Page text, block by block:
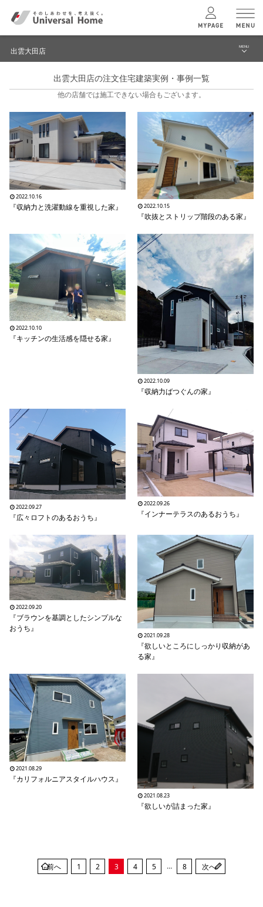
ユニバーサルホームの特長
コンセプトプラン
テクノロジー
シミュレー ション
キャンペーン・コラボ情報
家づくりの知識
出雲大田店 MENU
イベント
モデルハウス見学予約
出雲大田店 TOPへ
出雲大田店の注文住宅建築実例・事例一覧
他の店舗では施工できない場合もございます。
2022.10.16
『収納力と洗濯動線を重視した家』 2022.10.15
『吹抜とストリップ階段のある家』
2022.10.10
『キッチンの生活感を隠せる家』
2022.10.09
『収納力ばつぐんの家』
2022.09.27
『広々ロフトのあるおうち』
2022.09.26
『インナーテラスのあるおうち』
2022.09.20
『ブラウンを基調としたシンプルな
おうち』
2021.09.28
『欲しいところにしっかり収納があ
る家』
2021.08.29
『カリフォルニアスタイルハウス』
2021.08.23
『欲しいが詰まった家』
前へ 1 2 3 4 5 … 8 次へ